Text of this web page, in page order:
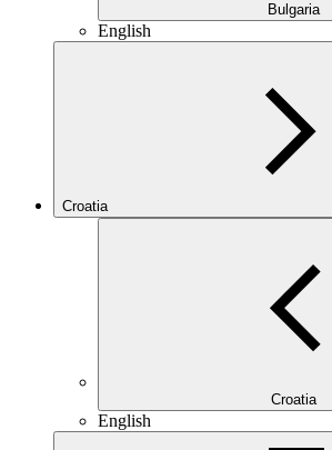
Bulgaria
English
Croatia
Croatia
English